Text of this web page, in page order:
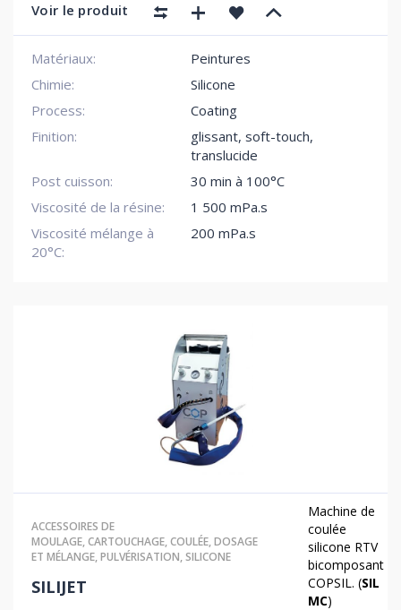
Voir le produit
Matériaux:
Peintures
Chimie:
Silicone
Process:
Coating
Finition:
glissant, soft-touch,
translucide
Post cuisson:
30 min à 100°C
Viscosité de la résine:
1 500 mPa.s
Viscosité mélange à
20°C:
200 mPa.s
ACCESSOIRES DE
MOULAGE,CARTOUCHAGE,COULÉE,DOSAGE
ET MÉLANGE,PULVÉRISATION,SILICONE
SILIJET
Machine de
coulée
silicone RTV
bicomposant
COPSIL. (SIL
MC)